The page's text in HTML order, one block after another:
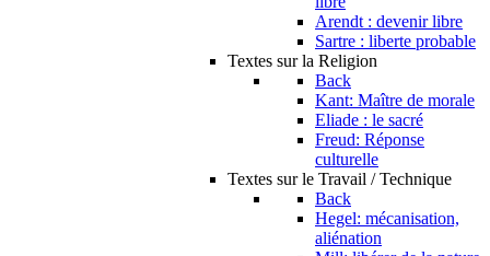
Arendt : devenir libre
Sartre : liberte probable
Textes sur la Religion
Back
Kant: Maître de morale
Eliade : le sacré
Freud: Réponse
culturelle
Textes sur le Travail / Technique
Back
Hegel: mécanisation,
aliénation